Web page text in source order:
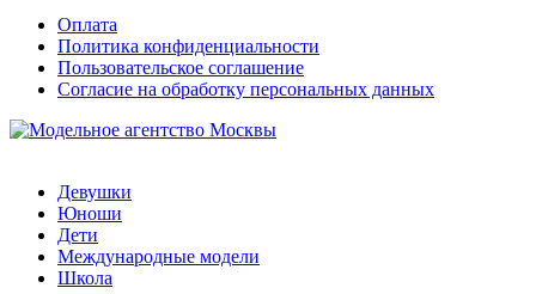
Оплата
Политика конфиденциальности
Пользовательское соглашение
Согласие на обработку персональных данных
Девушки
Юноши
Дети
Международные модели
Школа